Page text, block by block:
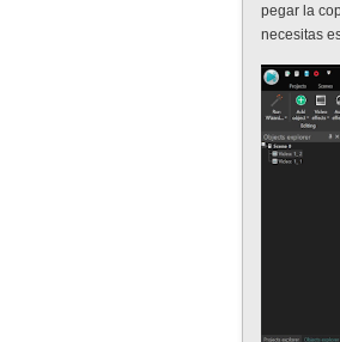
pegar la
necesitas